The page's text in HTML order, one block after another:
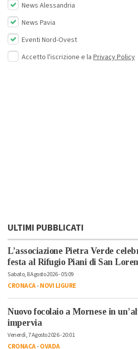
News Alessandria
News Pavia
Eventi Nord-Ovest
Accetto l'iscrizione e la Privacy Policy
ULTIMI PUBBLICATI
L’associazione Pietra Verde
festa al Rifugio Piani di San
Sabato, 8 Agosto 2026 - 05:09
CRONACA-NOVI LIGURE
Nuovo focolaio a Mornese in
impervia
Venerdì, 7 Agosto 2026 - 20:01
CRONACA-OVADA